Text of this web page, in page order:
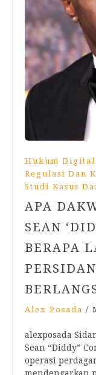
Hukum
Regulasi Dan
Studi Kasus
APA
SEAN
BERAPA
Alex Posada /
alexposada
Sean “Diddy”
operasi